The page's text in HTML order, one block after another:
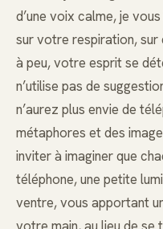
d’une voix calme, je
sur votre respiration, sur
à peu, votre esprit se
n’utilise pas de
n’aurez plus envie de
métaphores et des
inviter à imaginer que
téléphone, une petite
ventre, vous apportant